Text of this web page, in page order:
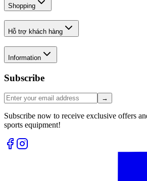
Shopping
Hỗ trợ khách hàng
Information
Subscribe
→
Subscribe now to receive exclusive offers
sports equipment!